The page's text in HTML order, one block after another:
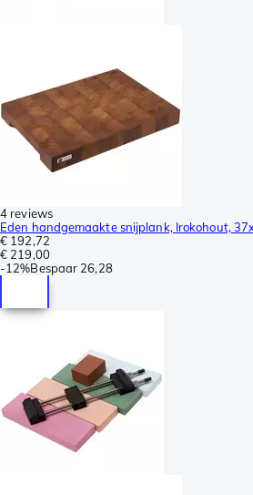
4 reviews
Eden handgemaakte snijplank, Irokohout,
€ 192,72
€ 219,00
-12%Bespaar 26,28